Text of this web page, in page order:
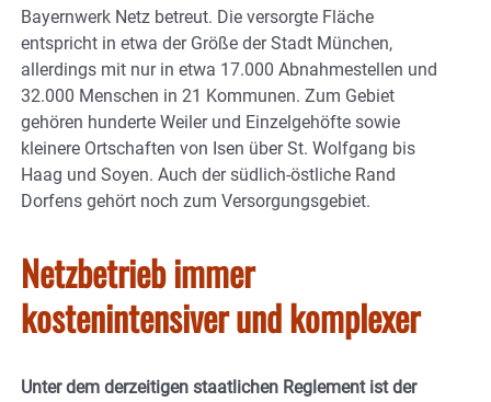
Bayernwerk Netz betreut. Die versorgte Fläche
entspricht in etwa der Größe der Stadt München,
allerdings mit nur in etwa 17.000 Abnahmestellen und
32.000 Menschen in 21 Kommunen. Zum Gebiet
gehören hunderte Weiler und Einzelgehöfte sowie
kleinere Ortschaften von Isen über St. Wolfgang bis
Haag und Soyen. Auch der südlich-östliche Rand
Dorfens gehört noch zum Versorgungsgebiet.
Netzbetrieb immer
kostenintensiver und komplexer
Unter dem derzeitigen staatlichen Reglement ist der